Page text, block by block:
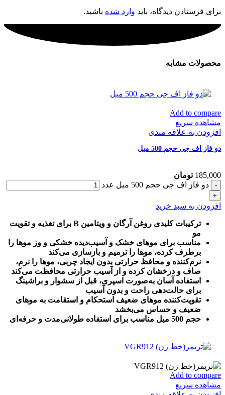
برای فرستادن دیدگاه، باید وارد شده باشید.
محصولات مشابه
Add to compare
مشاهده سریع
افزودن به علاقه مندی
دو فاز اف جی حجم 500 میل
185,000 تومان
دو فاز اف جی حجم 500 میل عدد
افزودن به سبد خرید
ترکیبات کلیدی روغن آرگان و ویتامین B برای تغذیه و تقویت
مو
مناسب برای موهای خشک و آسیب‌دیده خشکی و وز موها را
برطرف کرده، موها را ترمیم و بازسازی می‌کند
نرم‌کننده و محافظ حرارتی بدون ایجاد چربی، موها را نرم،
صاف و درخشان کرده و از آسیب حرارتی محافظت می‌کند
استفاده آسان به‌صورت اسپری، قبل از سشوار و براشینگ
برای حالت‌دهی راحت و بدون آسیب
تقویت‌کننده موهای ضعیف استحکام و استقامت به موهای
ضعیف و حساس می‌بخشد
حجم 500 میل مناسب برای استفاده طولانی‌مدت و حرفه‌ای
Add to compare
مشاهده سریع